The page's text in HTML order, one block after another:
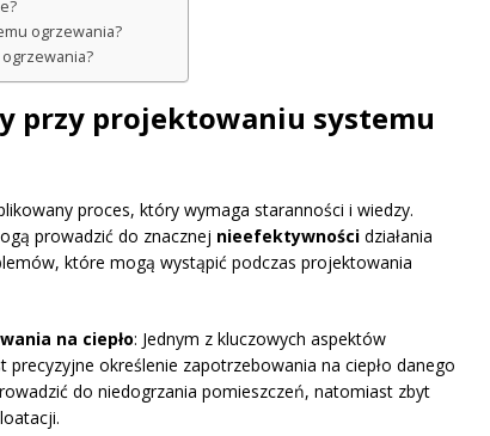
ogrzewania?
przy projektowaniu systemu
proces, który wymaga staranności i wiedzy.
prowadzić do znacznej nieefektywności działania
które mogą wystąpić podczas projektowania
na ciepło: Jednym z kluczowych aspektów
określenie zapotrzebowania na ciepło danego
do niedogrzania pomieszczeń, natomiast zbyt